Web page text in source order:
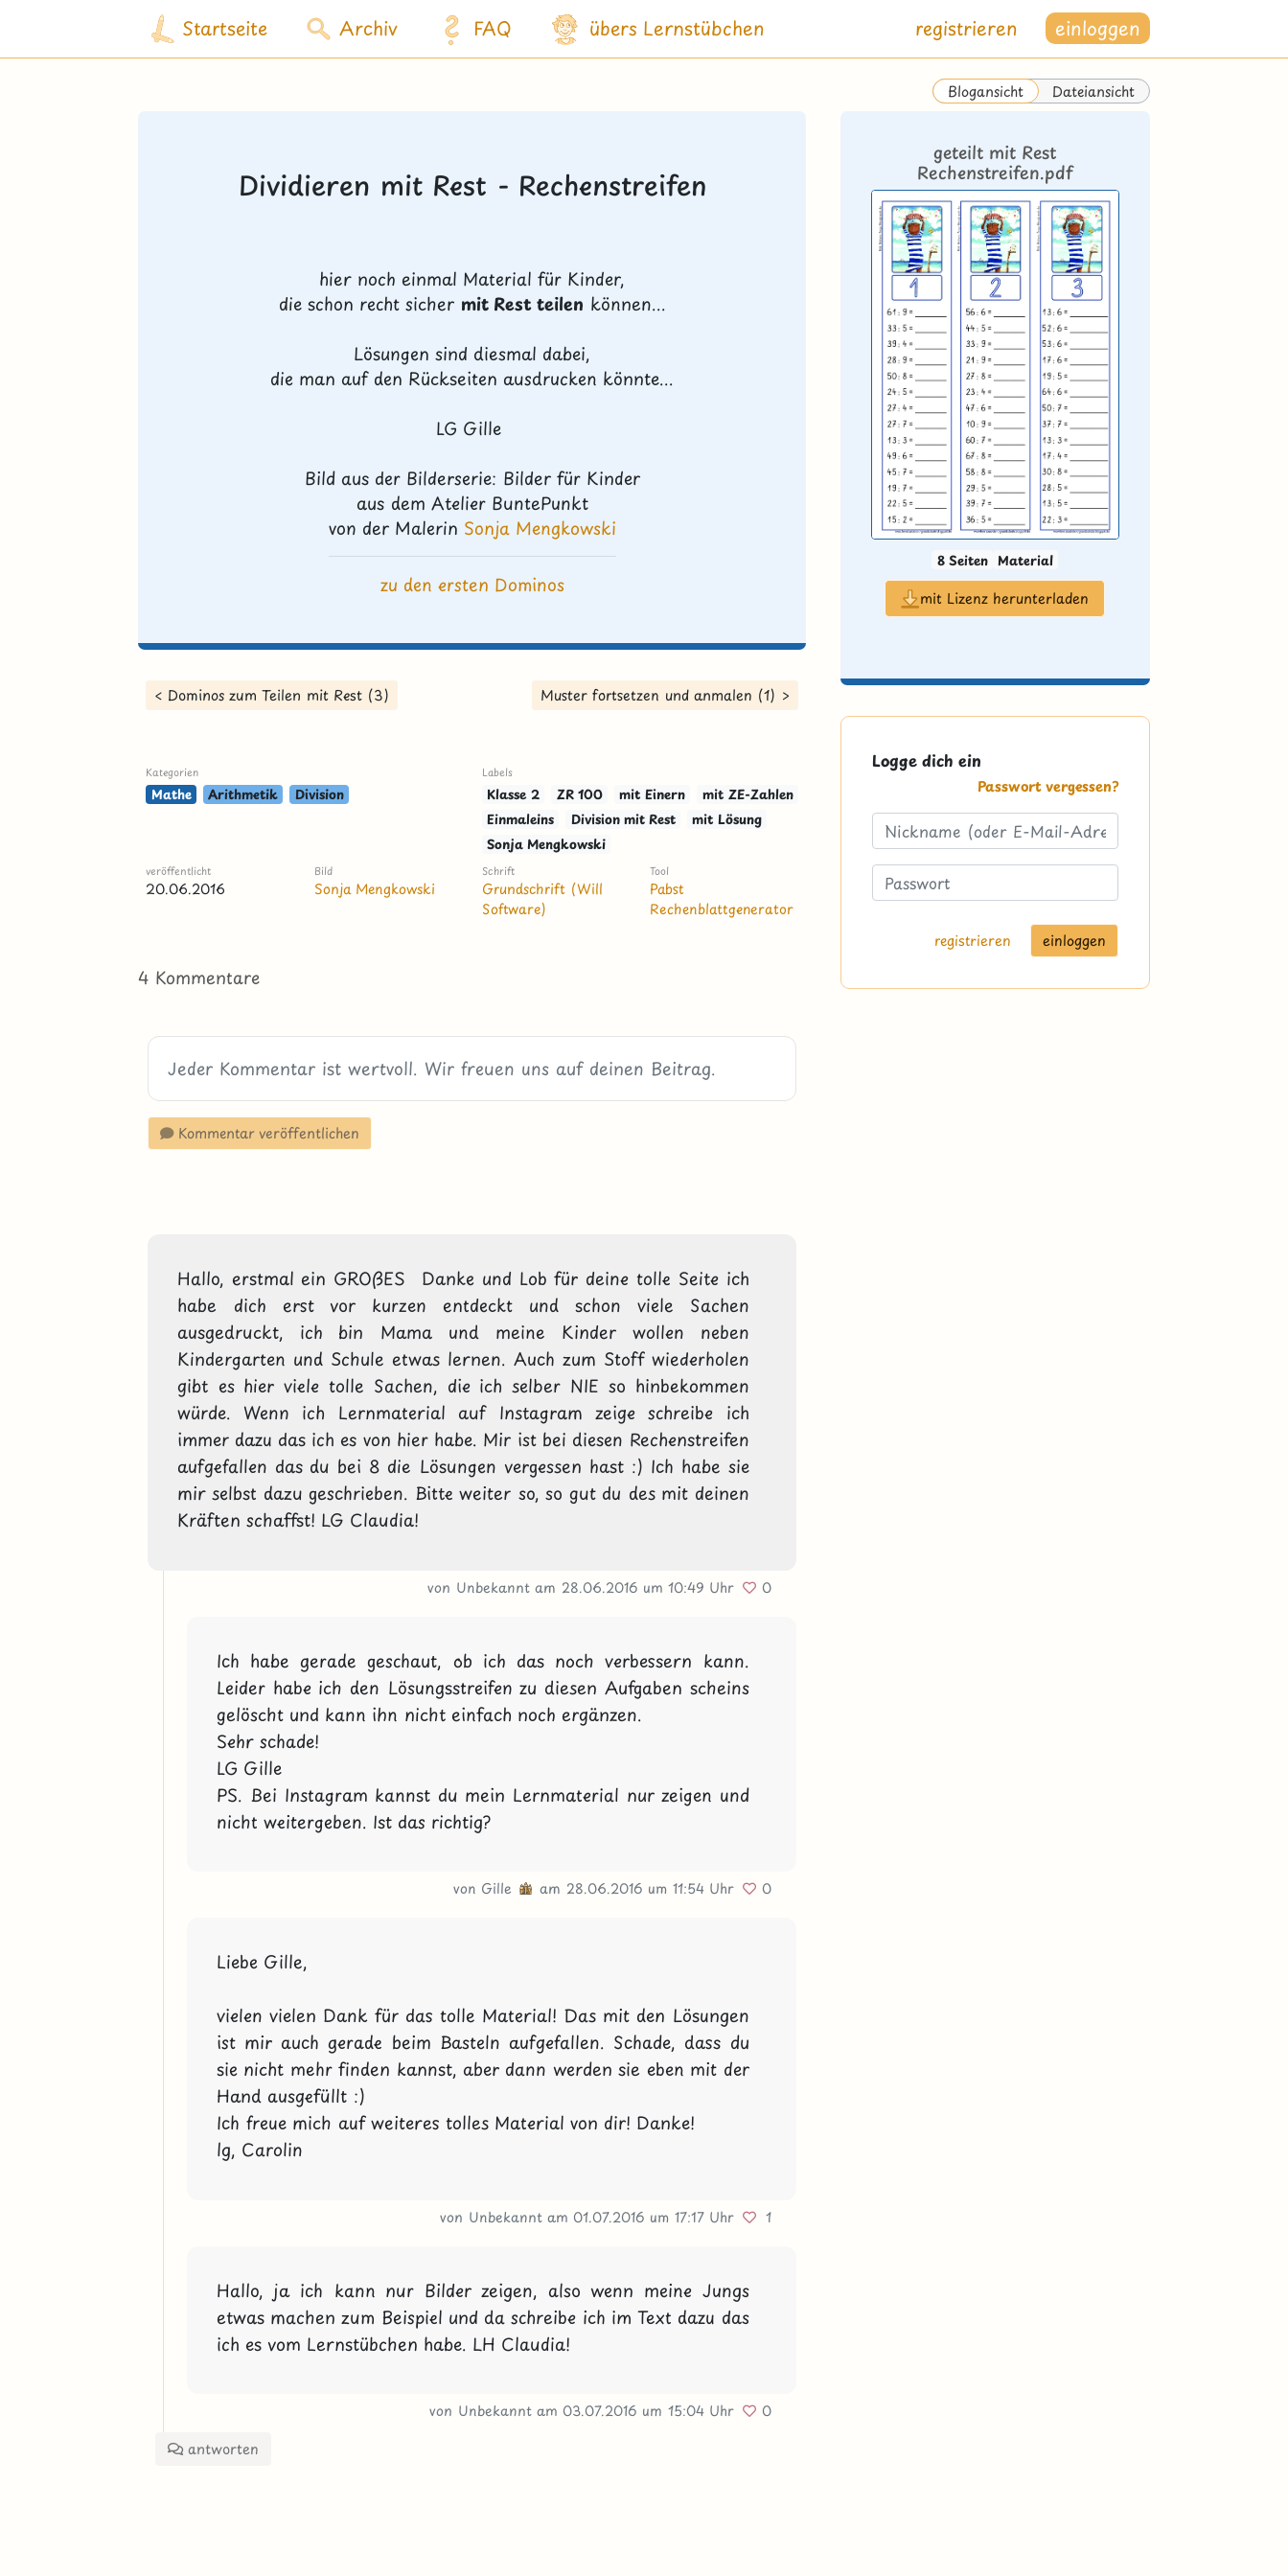
Startseite Archiv FAQ übers Lernstübchen registrieren einloggen
Blogansicht Dateiansicht
Dividieren mit Rest - Rechenstreifen
hier noch einmal Material für Kinder,
die schon recht sicher mit Rest teilen können...
Lösungen sind diesmal dabei,
die man auf den Rückseiten ausdrucken könnte...
LG Gille
Bild aus der Bilderserie: Bilder für Kinder
aus dem Atelier BuntePunkt
von der Malerin Sonja Mengkowski
zu den ersten Dominos
< Dominos zum Teilen mit Rest (3) Muster fortsetzen und anmalen (1) >
Kategorien
Mathe Arithmetik Division
Labels
Klasse 2 ZR 100 mit Einern
mit ZE-Zahlen
Einmaleins
Division mit Rest
mit Lösung
Sonja Mengkowski
veröffentlicht
20.06.2016
Bild
Sonja Mengkowski
Schrift
Grundschrift (Will
Software)
Tool
Pabst
Rechenblattgenerator
4 Kommentare
Kommentar veröffentlichen
Hallo, erstmal ein GROßES  Danke und Lob für deine tolle Seite ich
habe dich erst vor kurzen entdeckt und schon viele Sachen
ausgedruckt, ich bin Mama und meine Kinder wollen neben
Kindergarten und Schule etwas lernen. Auch zum Stoff wiederholen
gibt es hier viele tolle Sachen, die ich selber NIE so hinbekommen
würde. Wenn ich Lernmaterial auf Instagram zeige schreibe ich
immer dazu das ich es von hier habe. Mir ist bei diesen Rechenstreifen
aufgefallen das du bei 8 die Lösungen vergessen hast :) Ich habe sie
mir selbst dazu geschrieben. Bitte weiter so, so gut du des mit deinen
Kräften schaffst! LG Claudia!
von Unbekanntam 28.06.2016 um 10:49 Uhr 0
Ich habe gerade geschaut, ob ich das noch verbessern kann.
Leider habe ich den Lösungsstreifen zu diesen Aufgaben scheins
gelöscht und kann ihn nicht einfach noch ergänzen.
Sehr schade!
LG Gille
PS. Bei Instagram kannst du mein Lernmaterial nur zeigen und
nicht weitergeben. Ist das richtig?
von Gille am 28.06.2016 um 11:54 Uhr 0
Liebe Gille,
vielen vielen Dank für das tolle Material! Das mit den Lösungen
ist mir auch gerade beim Basteln aufgefallen. Schade, dass du
sie nicht mehr finden kannst, aber dann werden sie eben mit der
Hand ausgefüllt :)
Ich freue mich auf weiteres tolles Material von dir! Danke!
lg, Carolin
von Unbekanntam 01.07.2016 um 17:17 Uhr 1
Hallo, ja ich kann nur Bilder zeigen, also wenn meine Jungs
etwas machen zum Beispiel und da schreibe ich im Text dazu das
ich es vom Lernstübchen habe. LH Claudia!
von Unbekanntam 03.07.2016 um 15:04 Uhr 0
antworten
geteilt mit Rest
Rechenstreifen.pdf
8 Seiten Material
mit Lizenz herunterladen
Logge dich ein
Passwort vergessen?
registrieren